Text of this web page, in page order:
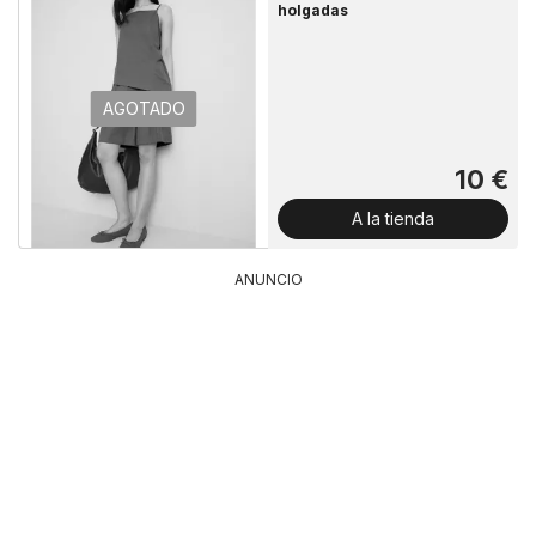
AGOTADO
holgadas
10 €
A la tienda
ANUNCIO